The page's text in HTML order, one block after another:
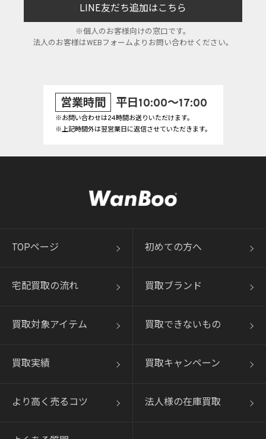
LINE友だち追加はこちら
※個人のお客様向けの窓口です。
法人のお客様はWEBフォームよりお問い合わせください。
営業時間 平日10:00～17:00
※お問い合わせは24時間お送りいただけます。
※上記時間外は翌営業日に返信させていただきます。
TOPページ 初めての方へ
宅配買取の流れ 買取ブランド
買取対象アイテム 買取できないもの
買取実績 買取キャンペーン
より高く売るコツ 法人様の在庫買取